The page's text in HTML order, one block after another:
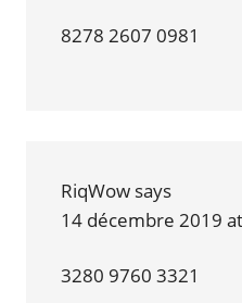
8278 2607 0981
RiqWow says
14 décembre 2019
3280 9760 3321